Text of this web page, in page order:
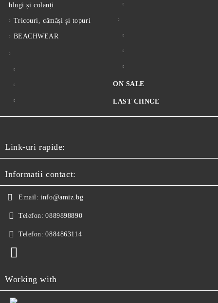
blugi și colanți
Tricouri, cămăși și topuri
BEACHWEAR
ON SALE
LAST CHNCE
Link-uri rapide:
Informatii contact:
Email: info@amiz.bg
Telefon: 0889898890
Telefon: 0884863114
Working with